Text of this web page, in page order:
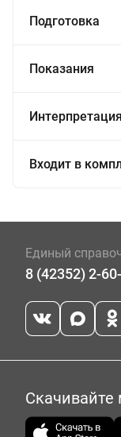
Подготовка
Показания
Интерпретация
Входит в
Единый
8 (42352) 2-